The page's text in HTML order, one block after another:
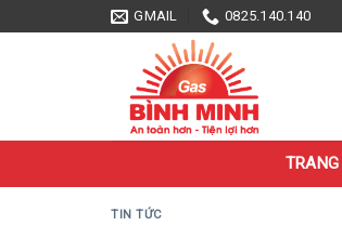
to
GMAIL 0825.140.140
TIN TỨC